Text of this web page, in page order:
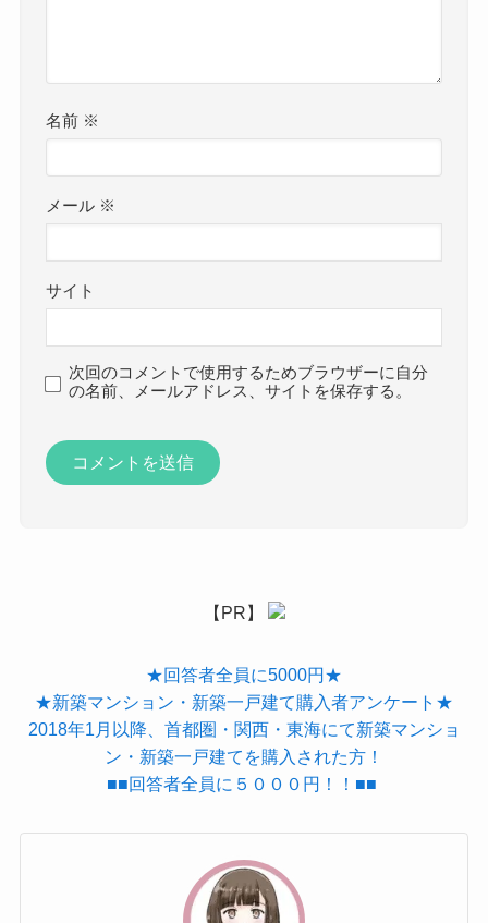
名前 ※
メール ※
サイト
次回のコメントで使用するためブラウザーに自分
の名前、メールアドレス、サイトを保存する。
【PR】
★回答者全員に5000円★
★新築マンション・新築一戸建て購入者アンケート★
2018年1月以降、首都圏・関西・東海にて新築マンショ
ン・新築一戸建てを購入された方！
■■回答者全員に５０００円！！■■